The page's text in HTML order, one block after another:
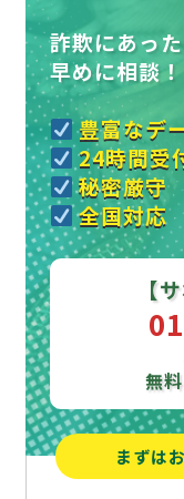
詐欺にあっ
早めに相談！
豊富なデ
24時間受
秘密厳守
全国対応
【
無
まずは